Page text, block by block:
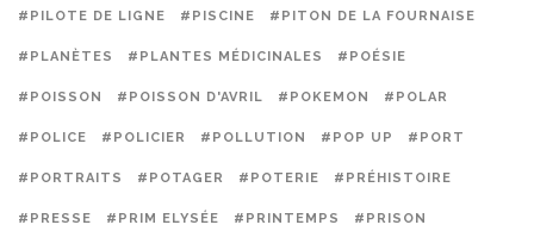
#PILOTE DE LIGNE #PISCINE #PITON DE LA FOURNAISE
#PLANÈTES #PLANTES MÉDICINALES #POÉSIE
#POISSON #POISSON D'AVRIL #POKEMON #POLAR
#POLICE #POLICIER #POLLUTION #POP UP #PORT
#PORTRAITS #POTAGER #POTERIE #PRÉHISTOIRE
#PRESSE #PRIM ELYSÉE #PRINTEMPS #PRISON